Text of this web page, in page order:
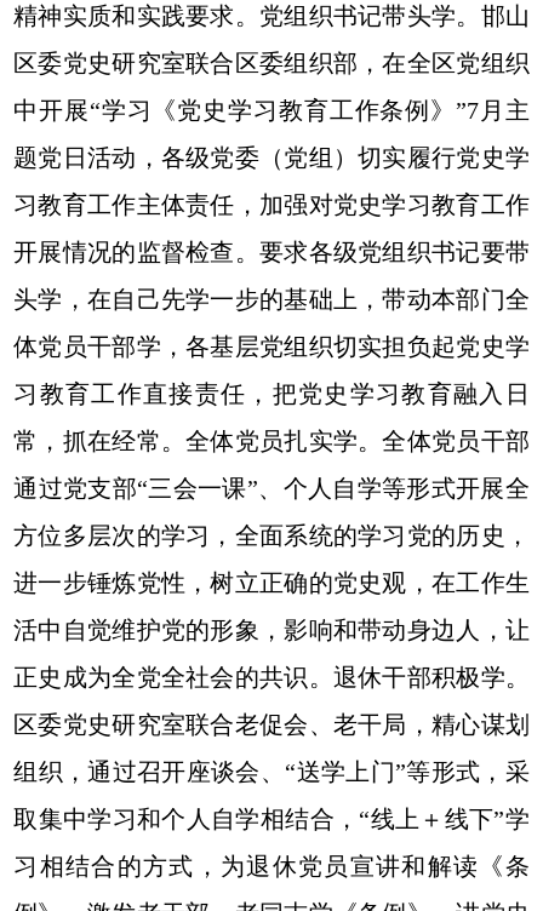
精神实质和实践要求。党组织书记带头学。邯山
区委党史研究室联合区委组织部，在全区党组织
中开展“学习《党史学习教育工作条例》”7月主
题党日活动，各级党委（党组）切实履行党史学
习教育工作主体责任，加强对党史学习教育工作
开展情况的监督检查。要求各级党组织书记要带
头学，在自己先学一步的基础上，带动本部门全
体党员干部学，各基层党组织切实担负起党史学
习教育工作直接责任，把党史学习教育融入日
常，抓在经常。全体党员扎实学。全体党员干部
通过党支部“三会一课”、个人自学等形式开展全
方位多层次的学习，全面系统的学习党的历史，
进一步锤炼党性，树立正确的党史观，在工作生
活中自觉维护党的形象，影响和带动身边人，让
正史成为全党全社会的共识。退休干部积极学。
区委党史研究室联合老促会、老干局，精心谋划
组织，通过召开座谈会、“送学上门”等形式，采
取集中学习和个人自学相结合，“线上＋线下”学
习相结合的方式，为退休党员宣讲和解读《条